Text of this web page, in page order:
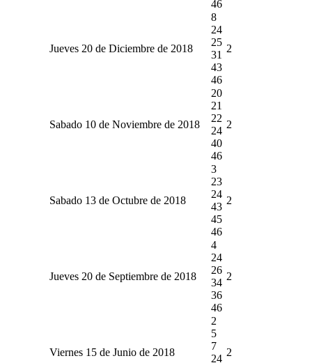
46
Jueves 20 de Diciembre de 2018
8
24
25
31
43
46
2
Sabado 10 de Noviembre de 2018
20
21
22
24
40
46
2
Sabado 13 de Octubre de 2018
3
23
24
43
45
46
2
Jueves 20 de Septiembre de 2018
4
24
26
34
36
46
2
Viernes 15 de Junio de 2018
2
5
7
24
2